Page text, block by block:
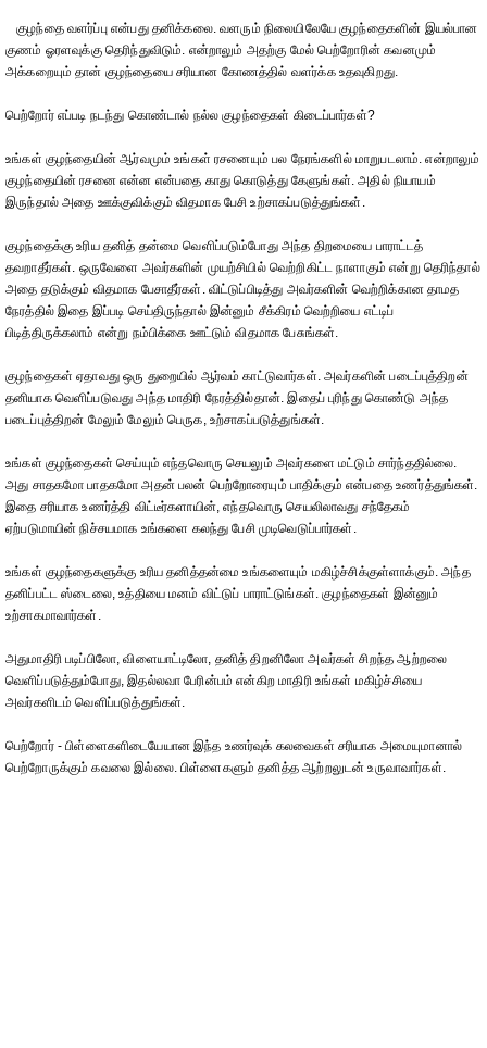
குழந்தை வளர்ப்பு என்பது தனிக்கலை. வளரும் நிலையிலேயே குழந்தைகளின் இயல்பான
குணம் ஓரளவுக்கு தெரிந்துவிடும். என்றாலும் அதற்கு மேல் பெற்றோரின் கவனமும்
அக்கறையும் தான் குழந்தையை சரியான கோணத்தில் வளர்க்க உதவுகிறது.
பெற்றோர் எப்படி நடந்து கொண்டால் நல்ல குழந்தைகள் கிடைப்பார்கள்?
உங்கள் குழந்தையின் ஆர்வமும் உங்கள் ரசனையும் பல நேரங்களில் மாறுபடலாம். என்றாலும்
குழந்தையின் ரசனை என்ன என்பதை காது கொடுத்து கேளுங்கள். அதில் நியாயம்
இருந்தால் அதை ஊக்குவிக்கும் விதமாக பேசி உற்சாகப்படுத்துங்கள்.
குழந்தைக்கு உரிய தனித் தன்மை வெளிப்படும்போது அந்த திறமையை பாராட்டத்
தவறாதீர்கள். ஒருவேளை அவர்களின் முயற்சியில் வெற்றிகிட்ட நாளாகும் என்று தெரிந்தால்
அதை தடுக்கும் விதமாக பேசாதீர்கள். விட்டுப்பிடித்து அவர்களின் வெற்றிக்கான தாமத
நேரத்தில் இதை இப்படி செய்திருந்தால் இன்னும் சீக்கிரம் வெற்றியை எட்டிப்
பிடித்திருக்கலாம் என்று நம்பிக்கை ஊட்டும் விதமாக பேசுங்கள்.
குழந்தைகள் ஏதாவது ஒரு துறையில் ஆர்வம் காட்டுவார்கள். அவர்களின் படைப்புத்திறன்
தனியாக வெளிப்படுவது அந்த மாதிரி நேரத்தில்தான். இதைப் புரிந்து கொண்டு அந்த
படைப்புத்திறன் மேலும் மேலும் பெருக, உற்சாகப்படுத்துங்கள்.
உங்கள் குழந்தைகள் செய்யும் எந்தவொரு செயலும் அவர்களை மட்டும் சார்ந்ததில்லை.
அது சாதகமோ பாதகமோ அதன் பலன் பெற்றோரையும் பாதிக்கும் என்பதை உணர்த்துங்கள்.
இதை சரியாக உணர்த்தி விட்டீர்களாயின், எந்தவொரு செயலிலாவது சந்தேகம்
ஏற்படுமாயின் நிச்சயமாக உங்களை கலந்து பேசி முடிவெடுப்பார்கள்.
உங்கள் குழந்தைகளுக்கு உரிய தனித்தன்மை உங்களையும் மகிழ்ச்சிக்குள்ளாக்கும். அந்த
தனிப்பட்ட ஸ்டைலை, உத்தியை மனம் விட்டுப் பாராட்டுங்கள். குழந்தைகள் இன்னும்
உற்சாகமாவார்கள்.
அதுமாதிரி படிப்பிலோ, விளையாட்டிலோ, தனித் திறனிலோ அவர்கள் சிறந்த ஆற்றலை
வெளிப்படுத்தும்போது, இதல்லவா பேரின்பம் என்கிற மாதிரி உங்கள் மகிழ்ச்சியை
அவர்களிடம் வெளிப்படுத்துங்கள்.
பெற்றோர் - பிள்ளைகளிடையேயான இந்த உணர்வுக் கலவைகள் சரியாக அமையுமானால்
பெற்றோருக்கும் கவலை இல்லை. பிள்ளைகளும் தனித்த ஆற்றலுடன் உருவாவார்கள்.